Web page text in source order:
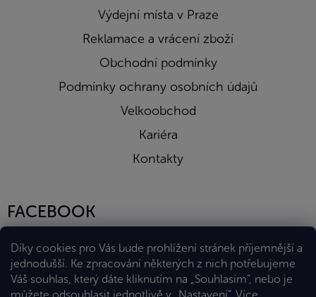
Díky cookies pro Vás bude prohlížení stránek příjemnější a
jednodušší. Ke zpracování některých z nich potřebujeme
Váš souhlas, který dáte kliknutím na „Souhlasím“, nebo je
Výdejní místa v Praze
Reklamace a vrácení zboží
Obchodní podmínky
Podmínky ochrany osobních údajů
Velkoobchod
Kariéra
Kontakty
FACEBOOK